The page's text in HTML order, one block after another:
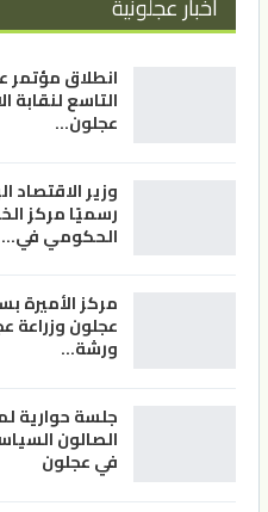
انطلاق مؤتمر
التاسع لنقابة
عجلون…
وزير الاقتصاد
رسميًا مركز
الحكومي في…
مركز الأميرة
عجلون وزراعة
ورشة…
جلسة حوارية
الصالون
في عجلون